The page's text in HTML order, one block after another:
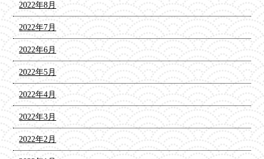
2022年8月
2022年7月
2022年6月
2022年5月
2022年4月
2022年3月
2022年2月